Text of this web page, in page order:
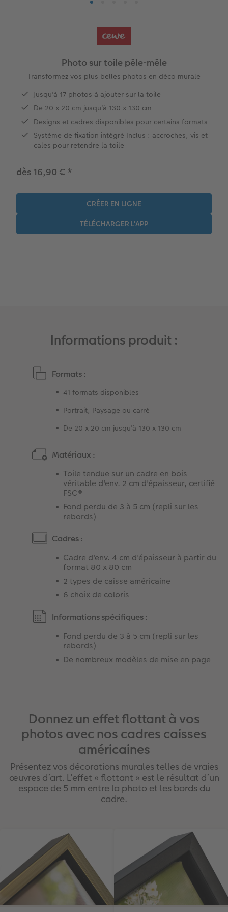
Livre photo Carré
Livre photo A5 Paysage
Livre photo Petit Carré
Album photo lin ou cuir
Thèmes d'albums photo
Album photo famille
Tirage photo carrés
Tirage photo rétro
Tirages créatifs
Poster photo
Agrandissement photo
Trouver une borne
Photo sous plexi
Photo sur carton mousse
Tableau Photo Prestige
Cadres photo
Pêle-mêle photo
Boule à neige personnalisée
E-carte cadeau PHOTO E.Leclerc
Tirages créatifs
Jeux personnalisés
Décoration personnalisée
Boîte cadeau
Carte remerciement
Cartes évènement avec rabat
Carte postale en ligne
Faire-part avec photo détachable
E.Leclerc
Photo sur toile pêle-mêle
Transformez vos plus belles photos en déco murale
Jusqu'à 17 photos à ajouter sur la toile
De 20 x 20 cm jusqu'à 130 x 130 cm
Designs et cadres disponibles pour certains formats
Système de fixation intégré​ Inclus : accroches, vis et
cales pour retendre la toile
dès 16,90 € *
Informations produit :
Formats :
41 formats disponibles
Portrait, Paysage ou carré
De 20 x 20 cm jusqu'à 130 x 130 cm
Matériaux :
Toile tendue sur un cadre en bois
véritable d'env. 2 cm d'épaisseur, certifié
FSC®
Fond perdu de 3 à 5 cm (repli sur les
rebords)
Cadres :
Cadre d'env. 4 cm d'épaisseur à partir du
format 80 x 80 cm
2 types de caisse américaine
6 choix de coloris
Informations spécifiques :
Fond perdu de 3 à 5 cm (repli sur les
rebords)
De nombreux modèles de mise en page
Donnez un effet flottant à vos
photos avec nos cadres caisses
américaines
Présentez vos décorations murales telles de vraies
œuvres d’art. L’effet « flottant » est le résultat d’un
espace de 5 mm entre la photo et les bords du
cadre.